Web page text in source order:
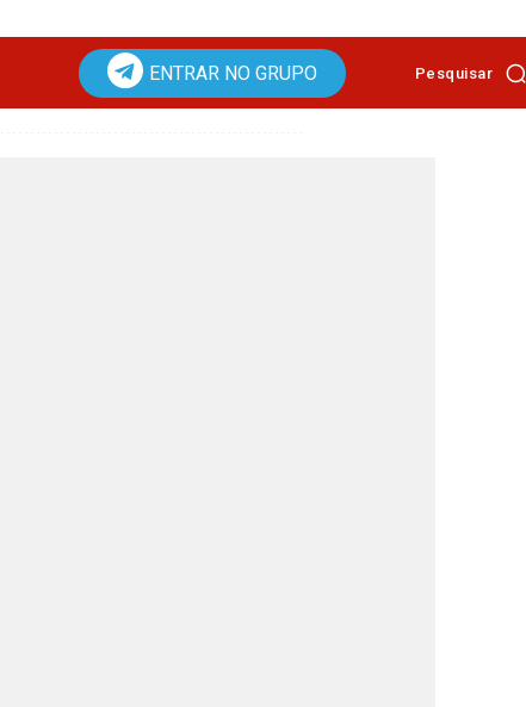
ENTRAR NO GRUPO Pesquisar